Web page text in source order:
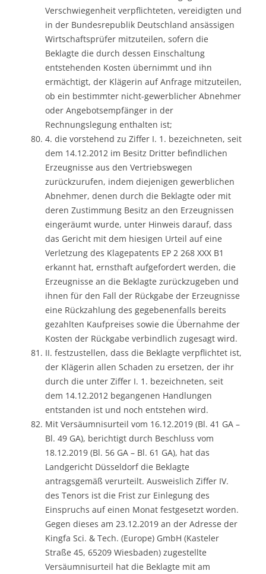
Verschwiegenheit verpflichteten, vereidigten und
in der Bundesrepublik Deutschland ansässigen
Wirtschaftsprüfer mitzuteilen, sofern die
Beklagte die durch dessen Einschaltung
entstehenden Kosten übernimmt und ihn
ermächtigt, der Klägerin auf Anfrage mitzuteilen,
ob ein bestimmter nicht-gewerblicher Abnehmer
oder Angebotsempfänger in der
Rechnungslegung enthalten ist;
4. die vorstehend zu Ziffer I. 1. bezeichneten, seit
dem 14.12.2012 im Besitz Dritter befindlichen
Erzeugnisse aus den Vertriebswegen
zurückzurufen, indem diejenigen gewerblichen
Abnehmer, denen durch die Beklagte oder mit
deren Zustimmung Besitz an den Erzeugnissen
eingeräumt wurde, unter Hinweis darauf, dass
das Gericht mit dem hiesigen Urteil auf eine
Verletzung des Klagepatents EP 2 268 XXX B1
erkannt hat, ernsthaft aufgefordert werden, die
Erzeugnisse an die Beklagte zurückzugeben und
ihnen für den Fall der Rückgabe der Erzeugnisse
eine Rückzahlung des gegebenenfalls bereits
gezahlten Kaufpreises sowie die Übernahme der
Kosten der Rückgabe verbindlich zugesagt wird.
II. festzustellen, dass die Beklagte verpflichtet ist,
der Klägerin allen Schaden zu ersetzen, der ihr
durch die unter Ziffer I. 1. bezeichneten, seit
dem 14.12.2012 begangenen Handlungen
entstanden ist und noch entstehen wird.
Mit Versäumnisurteil vom 16.12.2019 (Bl. 41 GA –
Bl. 49 GA), berichtigt durch Beschluss vom
18.12.2019 (Bl. 56 GA – Bl. 61 GA), hat das
Landgericht Düsseldorf die Beklagte
antragsgemäß verurteilt. Ausweislich Ziffer IV.
des Tenors ist die Frist zur Einlegung des
Einspruchs auf einen Monat festgesetzt worden.
Gegen dieses am 23.12.2019 an der Adresse der
Kingfa Sci. & Tech. (Europe) GmbH (Kasteler
Straße 45, 65209 Wiesbaden) zugestellte
Versäumnisurteil hat die Beklagte mit am